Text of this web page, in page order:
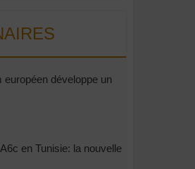
européen développe un
en Tunisie: la nouvelle